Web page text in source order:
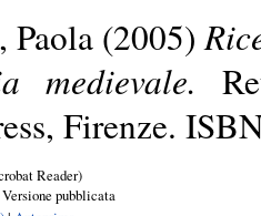
(2005)
medievale.
Firenze.
Reader)
pubblicata